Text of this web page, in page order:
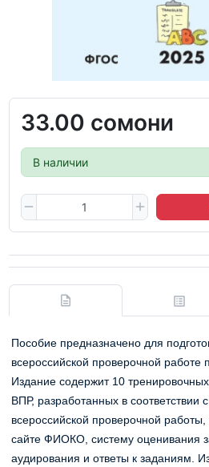
33.00 сомони
В наличии
Пособие предназначено для
всероссийской проверочной работе
Издание содержит 10
ВПР, разработанных в соответствии
всероссийской проверочной
сайте ФИОКО, систему оценивания
аудирования и ответы к заданиям.